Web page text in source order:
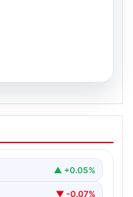
Büyük
Gezisiyle
Zeynep Yıldırım
▲ +0.05%
▼ -0.07%